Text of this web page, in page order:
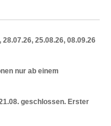
25.08.26, 08.09.26
nur ab einem
geschlossen. Erster